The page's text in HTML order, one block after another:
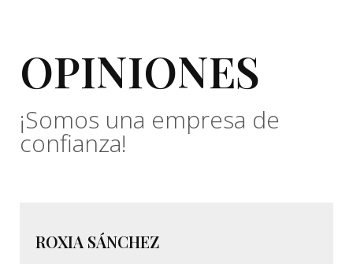
OPINIONES
¡Somos una empresa de
confianza!
ROXIA SÁNCHEZ